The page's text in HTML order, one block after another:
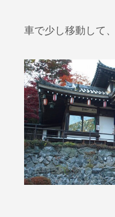
車で少し移動して